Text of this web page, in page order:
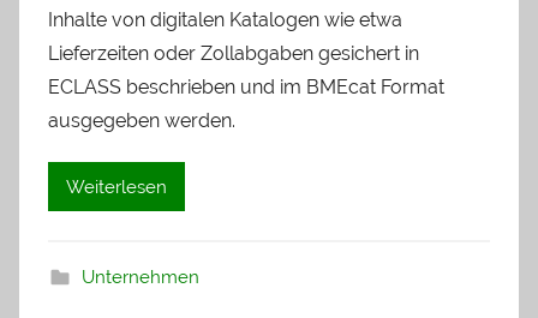
Inhalte von digitalen Katalogen wie etwa
Lieferzeiten oder Zollabgaben gesichert in
ECLASS beschrieben und im BMEcat Format
ausgegeben werden.
Weiterlesen
Unternehmen